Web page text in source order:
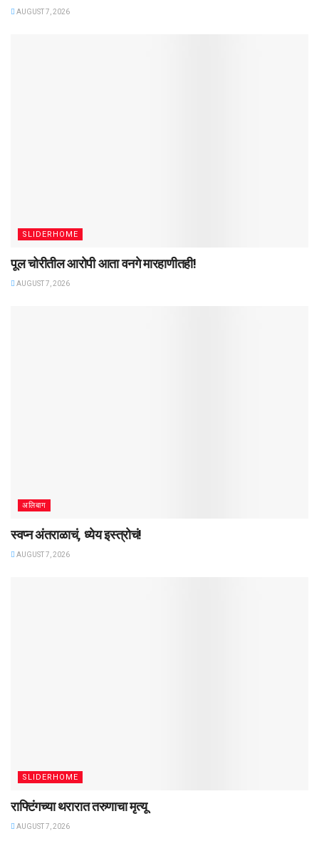
AUGUST 7, 2026
SLIDERHOME
पूल चोरीतील आरोपी आता वनगे मारहाणीतही!
AUGUST 7, 2026
अलिबाग
स्वप्न अंतराळाचं, ध्येय इस्त्रोचं!
AUGUST 7, 2026
SLIDERHOME
राफ्टिंगच्या थरारात तरुणाचा मृत्यू
AUGUST 7, 2026